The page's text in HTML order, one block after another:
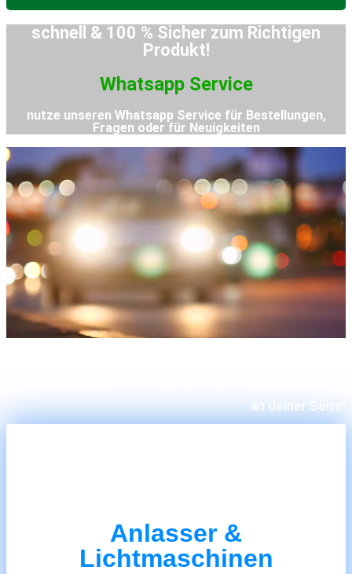
schnell & 100 % Sicher zum Richtigen
Produkt!
Whatsapp Service
nutze unseren Whatsapp Service für Bestellungen,
Fragen oder für Neuigkeiten
an deiner Seite!
Anlasser &
Lichtmaschinen
Herzstück